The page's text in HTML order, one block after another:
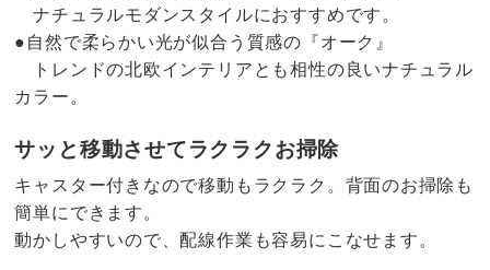
ナチュラルモダンスタイルにおすすめです。
●自然で柔らかい光が似合う質感の『オーク』
トレンドの北欧インテリアとも相性の良いナチュラル
カラー。
サッと移動させてラクラクお掃除
キャスター付きなので移動もラクラク。背面のお掃除も
簡単にできます。
動かしやすいので、配線作業も容易にこなせます。